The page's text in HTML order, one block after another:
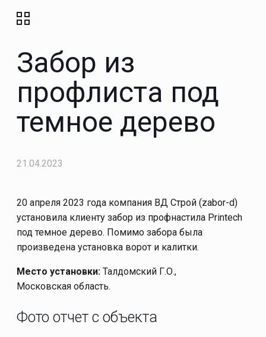
Забор из
профлиста под
темное дерево
21.04.2023
20 апреля 2023 года компания ВД Строй (zabor-d)
установила клиенту забор из профнастила Printech
под темное дерево. Помимо забора была
произведена установка ворот и калитки.
Место установки: Талдомский Г.О.,
Московская область.
Фото отчет с объекта